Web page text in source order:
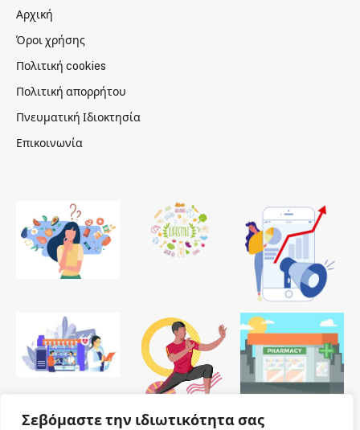
Σεβόμαστε την ιδιωτικότητα σας
Αρχική
Όροι χρήσης
Πολιτική cookies
Πολιτική απορρήτου
Πνευματική Ιδιοκτησία
Επικοινωνία